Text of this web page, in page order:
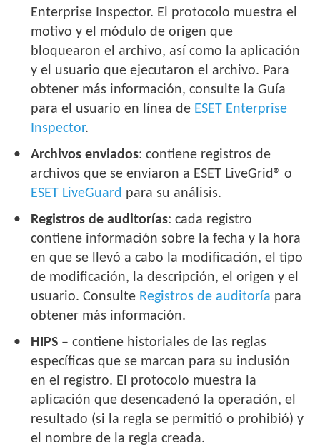
Enterprise Inspector. El protocolo muestra el
motivo y el módulo de origen que
bloquearon el archivo, así como la aplicación
y el usuario que ejecutaron el archivo. Para
obtener más información, consulte la Guía
para el usuario en línea de ESET Enterprise
Inspector.
Archivos enviados: contiene registros de
archivos que se enviaron a ESET LiveGrid® o
ESET LiveGuard para su análisis.
Registros de auditorías: cada registro
contiene información sobre la fecha y la hora
en que se llevó a cabo la modificación, el tipo
de modificación, la descripción, el origen y el
usuario. Consulte Registros de auditoría para
obtener más información.
HIPS – contiene historiales de las reglas
específicas que se marcan para su inclusión
en el registro. El protocolo muestra la
aplicación que desencadenó la operación, el
resultado (si la regla se permitió o prohibió) y
el nombre de la regla creada.